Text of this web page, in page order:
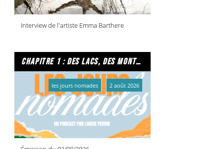
Interview de l'artiste Emma Barthere
chapitre 1 : des lacs, des montagnes et due caffe per favore
les jours nomades 2 août 2026